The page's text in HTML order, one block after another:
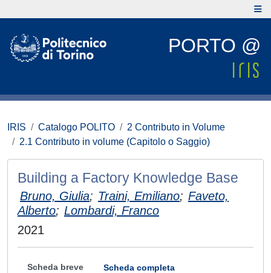
PORTO @
IRIS Catalogo POLITO
2 Contributo in Volume
2.1 Contributo in volume (Capitolo o Saggio)
Building a Factory Knowledge Base
Bruno, Giulia; Traini, Emiliano; Faveto,
Alberto; Lombardi, Franco
2021
Scheda breve Scheda completa